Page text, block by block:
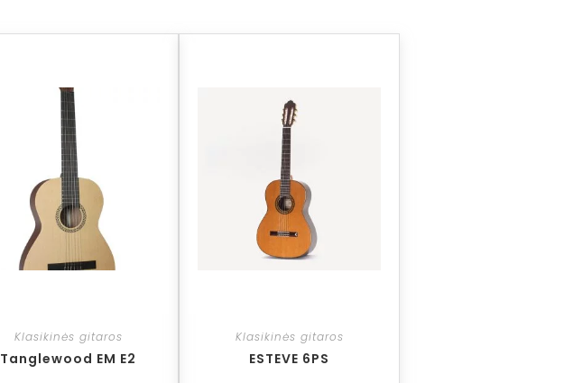
Klasikinės gitaros
Tanglewood EM E2
Klasikinės gitaros
ESTEVE 6PS